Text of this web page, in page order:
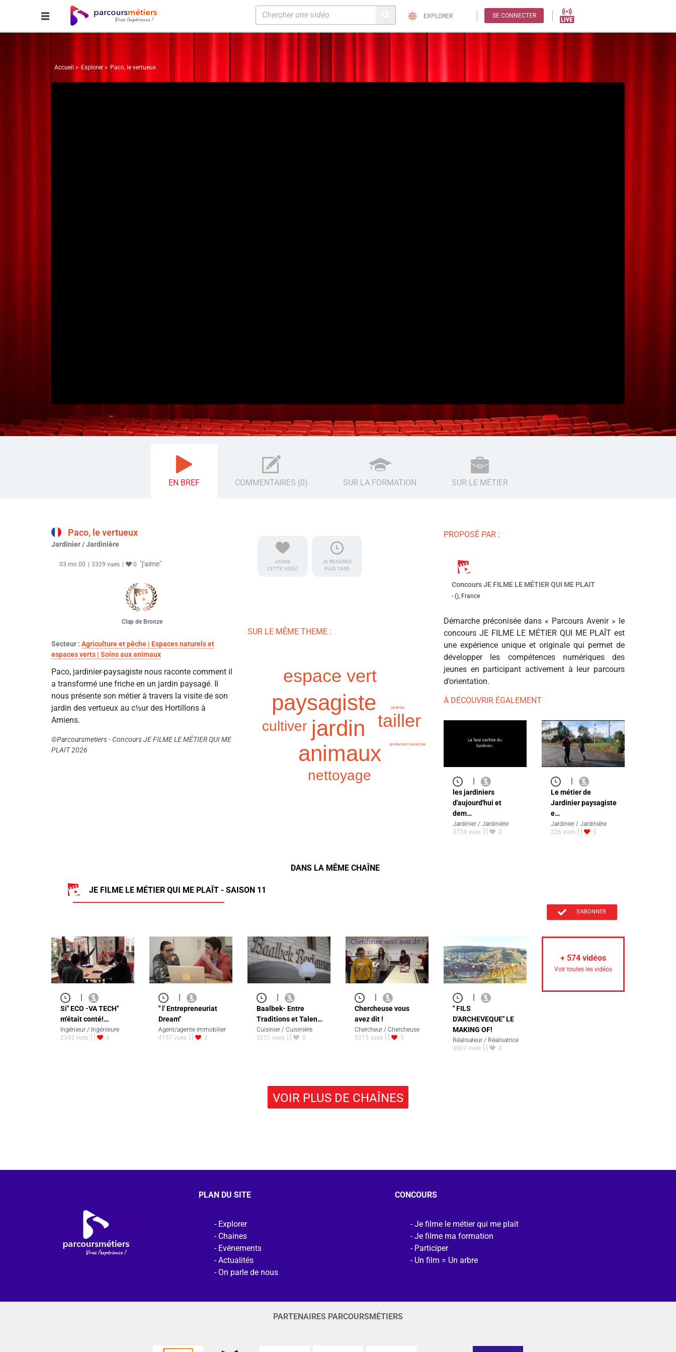
EXPLORER SE CONNECTER
Accueil Explorer Paco, le vertueux
EN BREF COMMENTAIRES (0) SUR LA FORMATION SUR LE MÉTIER
Paco, le vertueux
Jardinier / Jardinière
03 mn 00 3329 vues 0 "j'aime"
Clap de Bronze
Secteur : Agriculture et pêche | Espaces naturels et
espaces verts | Soins aux animaux
Paco, jardinier-paysagiste nous raconte comment il
a transformé une friche en un jardin paysagé. Il
nous présente son métier à travers la visite de son
jardin des vertueux au c½ur des Hortillons à
Amiens.
©Parcoursmetiers - Concours JE FILME LE MÉTIER QUI ME
PLAIT 2026
J'AIME
CETTE VIDÉO
JE REGARDE
PLUS TARD
SUR LE MÊME THEME :
jardin
paysagiste
animaux
tailler
espace vert
nettoyage
cultiver
jardinier
production maraicher
PROPOSÉ PAR :
Concours JE FILME LE MÉTIER QUI ME PLAIT
- (), France
Démarche préconisée dans « Parcours Avenir » le
concours JE FILME LE MÉTIER QUI ME PLAÎT est
une expérience unique et originale qui permet de
développer les compétences numériques des
jeunes en participant activement à leur parcours
d’orientation.
À DÉCOUVRIR ÉGALEMENT
les jardiniers
d'aujourd'hui et
dem…
Jardinier / Jardinière
3724 vues
0
Le métier de
Jardinier paysagiste
e…
Jardinier / Jardinière
226 vues
5
DANS LA MÊME CHAÎNE
JE FILME LE MÉTIER QUI ME PLAÎT - SAISON 11
S'ABONNER
Si" ECO -VA TECH"
m'était conté!…
Ingénieur / Ingénieure
2395 vues
6
" l' Entrepreneuriat
Dream"
Agent/agente immobilier
4157 vues
2
Baalbek- Entre
Traditions et Talen…
Cuisinier / Cuisinière
3251 vues
0
Chercheuse vous
avez dit !
Chercheur / Chercheuse
3215 vues
5
" FILS
D'ARCHEVEQUE" LE
MAKING OF!
Réalisateur / Réalisatrice
3007 vues
0
+ 574 vidéos
Voir toutes les vidéos
VOIR PLUS DE CHAÎNES
PLAN DU SITE
Explorer
Chaines
Evénements
Actualités
On parle de nous
CONCOURS
Je filme le métier qui me plait
Je filme ma formation
Participer
Un film = Un arbre
PARTENAIRES PARCOURSMÉTIERS